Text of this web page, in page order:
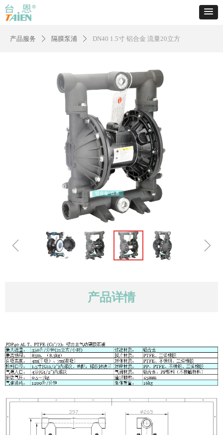
ꁆ ꁇ
产品服务 ꄲ 隔膜泵浦 ꄲ DN40 1.5寸 铝合金 流量20立方
产品详情